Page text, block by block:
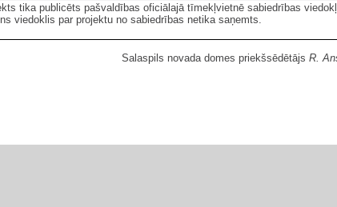
tika publicēts pašvaldības oficiālajā tīmekļvietnē sabiedrības
viedoklis par projektu no sabiedrības netika saņemts.
Salaspils novada domes priekšsēdētājs R.